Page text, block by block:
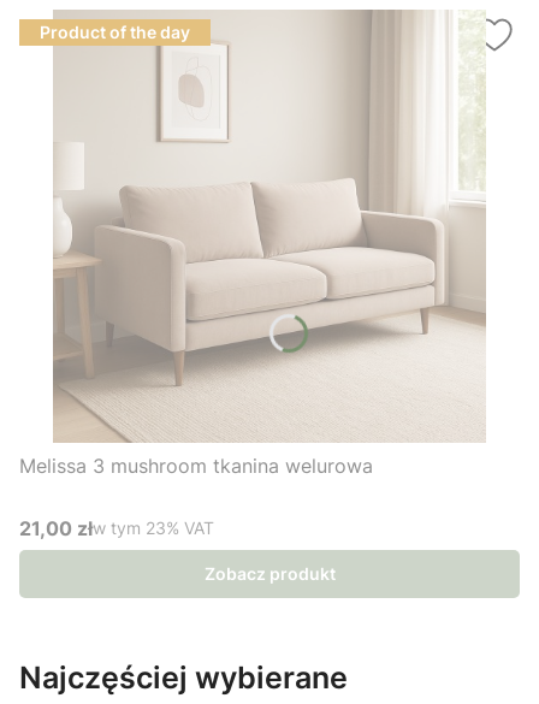
Product of the day
Melissa 3 mushroom tkanina welurowa
Cena brutto
21,00 złw tym %s VAT
w tym 23% VAT
Zobacz produkt
Najczęściej wybierane